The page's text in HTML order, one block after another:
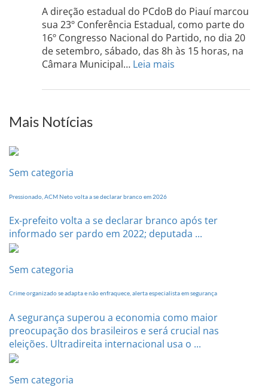
do
Sul
dia
A direção estadual do PCdoB do Piauí marcou
sua 23º Conferência Estadual, como parte do
16º Congresso Nacional do Partido, no dia 20
de setembro, sábado, das 8h às 15 horas, na
Câmara Municipal… Leia mais
PI
Mais Notícias
Sem categoria
Pressionado, ACM Neto volta a se declarar branco em 2026
Ex-prefeito volta a se declarar branco após ter
informado ser pardo em 2022; deputada ...
Sem categoria
Crime organizado se adapta e não enfraquece, alerta especialista em segurança
A segurança superou a economia como maior
preocupação dos brasileiros e será crucial nas
eleições. Ultradireita internacional usa o ...
Sem categoria